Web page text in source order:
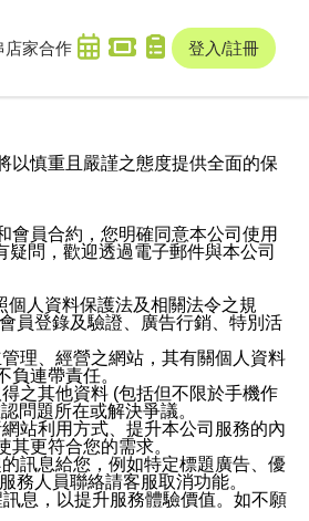
店家合作 登入/註冊
以慎重且嚴謹之態度提供全面的保
會員合約，您明確同意本公司使用
問，歡迎透過電子郵件與本公司
人資料保護法及相關法令之規
員登錄及驗證、廣告行銷、特別活
理、經營之網站，其有關個人資料
連帶責任。
之其他資料 (包括但不限於手機作
問題所在或解決爭議。
站利用方式、提升本公司服務的內
更符合您的需求。
訊息給您，例如特定標題廣告、優
務人員聯絡請客服取消功能。
息，以提升服務體驗價值。如不願